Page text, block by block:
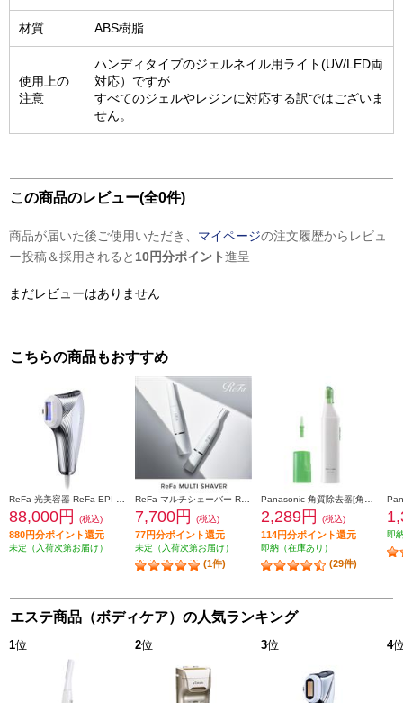
材質 ABS樹脂
使用上の
注意
ハンディタイプのジェルネイル用ライト(UV/LED両
対応）ですが
すべてのジェルやレジンに対応する訳ではございま
せん。
この商品のレビュー(全0件)
商品が届いた後ご使用いただき、 マイページの注文履歴からレビュ
ー投稿＆採用されると 10円分ポイント進呈
まだレビューはありません
こちらの商品もおすすめ
88,000円 (税込)
880円分ポイント還元
未定（入荷次第お届け）
7,700円 (税込)
77円分ポイント還元
未定（入荷次第お届け）
(1件)
2,289円 (税込)
114円分ポイント還元
即納（在庫あり）
(29件)
即
エステ商品（ボディケア）の人気ランキング
1位 2位 3位 4